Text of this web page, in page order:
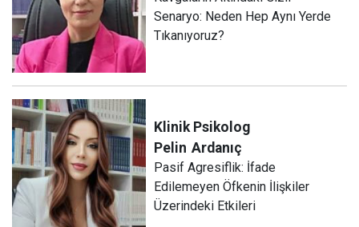
Senaryo: Neden Hep Aynı Yerde
Tıkanıyoruz?
Klinik Psikolog
Pelin Ardanıç
Pasif Agresiflik: İfade
Edilemeyen Öfkenin İlişkiler
Üzerindeki Etkileri